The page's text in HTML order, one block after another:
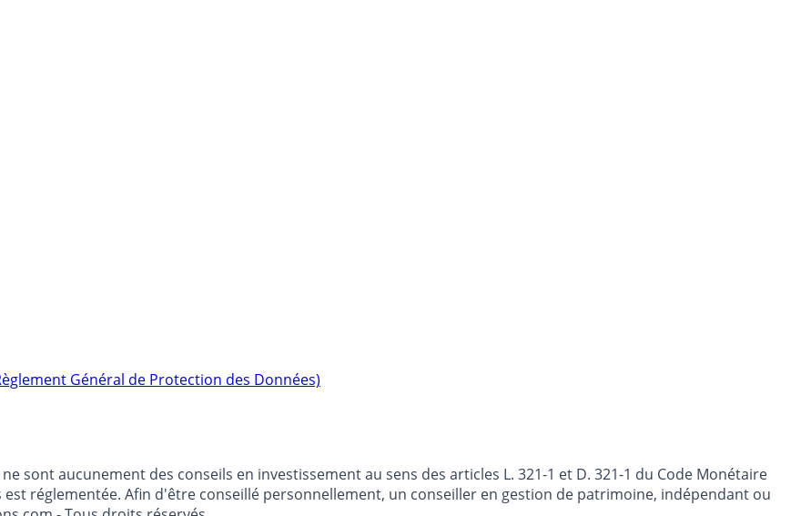
Général de Protection des Données)
sont aucunement des conseils en investissement au sens des articles L. 321-1 et D. 321-1 du Code Monétaire
réglementée. Afin d'être conseillé personnellement, un conseiller en gestion de patrimoine, indépendant ou